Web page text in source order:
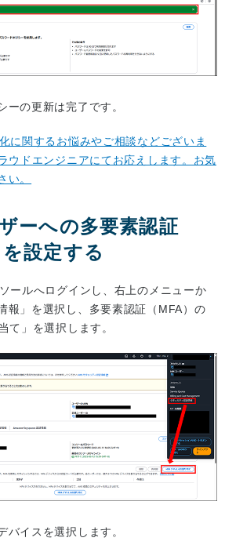
ーの更新は完了です。
に関するお悩みやご相談などございま
ウドエンジニアにてお応えします。お気
い。
ーへの多要素認証
を設定する
ールへログインし、右上のメニューか
報」を選択し、多要素認証（MFA）の
て」を選択します。
バイスを選択します。